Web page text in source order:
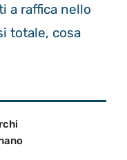
a raffica nello
totale, cosa